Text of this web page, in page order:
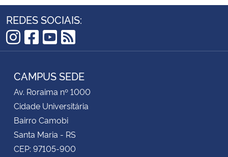
REDES SOCIAIS:
Instagram
Facebook
YouTube
RSS
CAMPUS SEDE
Av. Roraima nº 1000
Cidade Universitária
Bairro Camobi
Santa Maria - RS
CEP: 97105-900